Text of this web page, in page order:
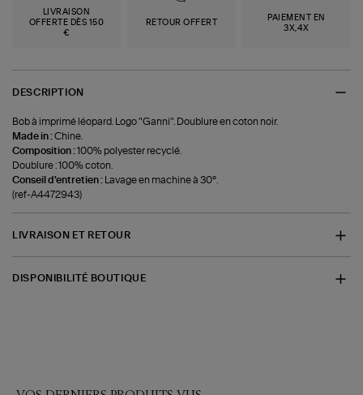
LIVRAISON
OFFERTE DÈS 150
€
RETOUR OFFERT
PAIEMENT EN
3X,4X
DESCRIPTION
Bob à imprimé léopard. Logo "Ganni". Doublure en coton noir.
Made in :Chine.
Composition :100% polyester recyclé.
Doublure : 100% coton.
Conseil d'entretien :
Lavage en machine à 30°.
(ref-A4472943)
LIVRAISON ET RETOUR
DISPONIBILITÉ BOUTIQUE